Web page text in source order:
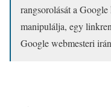
rangsorolását a
manipulálja, egy
Google webmesteri